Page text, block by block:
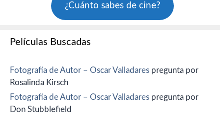
¿Cuánto sabes de cine?
Películas Buscadas
Fotografía de Autor – Oscar Valladares pregunta por
Rosalinda Kirsch
Fotografía de Autor – Oscar Valladares pregunta por
Don Stubblefield